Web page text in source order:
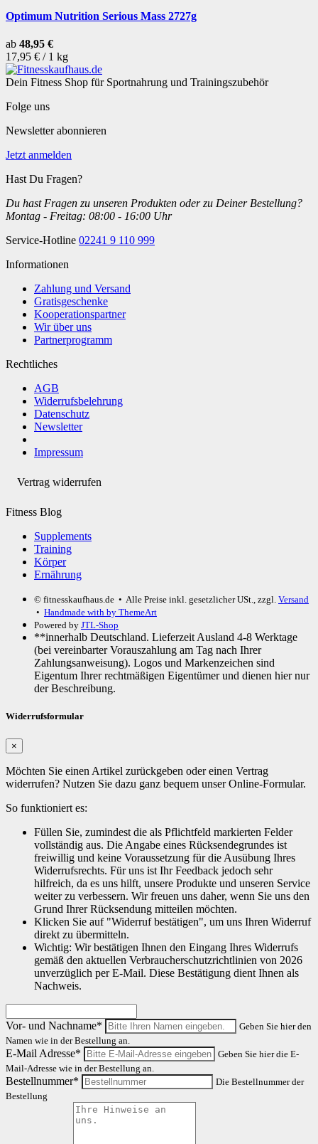
Optimum Nutrition Serious Mass 2727g
ab 48,95 €
17,95 € / 1 kg
Dein Fitness Shop für Sportnahrung und Trainingszubehör
Folge uns
Newsletter abonnieren
Jetzt anmelden
Hast Du Fragen?
Du hast Fragen zu unseren Produkten oder zu Deiner Bestellung?
Montag - Freitag: 08:00 - 16:00 Uhr
Service-Hotline 02241 9 110 999
Informationen
Zahlung und Versand
Gratisgeschenke
Kooperationspartner
Wir über uns
Partnerprogramm
Rechtliches
AGB
Widerrufsbelehrung
Datenschutz
Newsletter
Impressum
Vertrag widerrufen
Fitness Blog
Supplements
Training
Körper
Ernährung
© fitnesskaufhaus.de • Alle Preise inkl. gesetzlicher USt., zzgl. Versand
• Handmade with by ThemeArt
Powered by JTL-Shop
**innerhalb Deutschland. Lieferzeit Ausland 4-8 Werktage
(bei vereinbarter Vorauszahlung am Tag nach Ihrer
Zahlungsanweisung). Logos und Markenzeichen sind
Eigentum Ihrer rechtmäßigen Eigentümer und dienen hier nur
der Beschreibung.
Widerrufsformular
×
Möchten Sie einen Artikel zurückgeben oder einen Vertrag
widerrufen? Nutzen Sie dazu ganz bequem unser Online-Formular.
So funktioniert es:
Füllen Sie, zumindest die als Pflichtfeld markierten Felder
vollständig aus. Die Angabe eines Rücksendegrundes ist
freiwillig und keine Voraussetzung für die Ausübung Ihres
Widerrufsrechts. Für uns ist Ihr Feedback jedoch sehr
hilfreich, da es uns hilft, unsere Produkte und unseren Service
weiter zu verbessern. Wir freuen uns daher, wenn Sie uns den
Grund Ihrer Rücksendung mitteilen möchten.
Klicken Sie auf "Widerruf bestätigen", um uns Ihren Widerruf
direkt zu übermitteln.
Wichtig: Wir bestätigen Ihnen den Eingang Ihres Widerrufs
gemäß den aktuellen Verbraucherschutzrichtlinien von 2026
unverzüglich per E-Mail. Diese Bestätigung dient Ihnen als
Nachweis.
Vor- und Nachname*
Geben Sie hier den
Namen wie in der Bestellung an.
E-Mail Adresse*
Geben Sie hier die E-
Mail-Adresse wie in der Bestellung an.
Bestellnummer*
Die Bestellnummer der
Bestellung